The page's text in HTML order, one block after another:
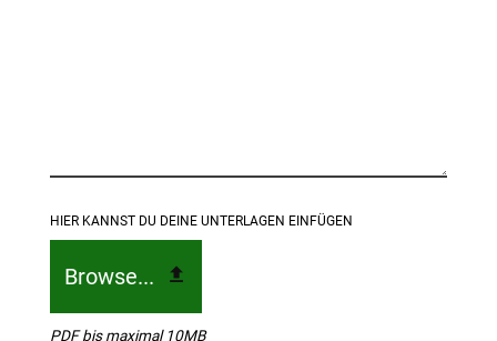
HIER KANNST DU DEINE UNTERLAGEN EINFÜGEN
Browse...
PDF bis maximal 10MB